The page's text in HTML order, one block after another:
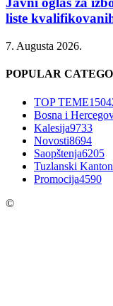
liste
7. Augusta 2026.
POPULAR
TOP TEME
Bosna i
Kalesija9733
Novosti8694
Saopštenja6205
Tuzlanski Kanton
Promocija4590
©